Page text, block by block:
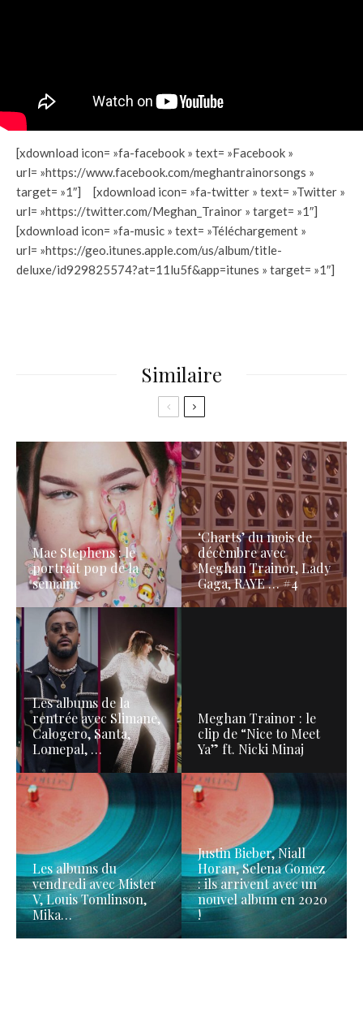
[xdownload icon= »fa-facebook » text= »Facebook »
url= »https://www.facebook.com/meghantrainorsongs »
target= »1″] [xdownload icon= »fa-twitter » text= »Twitter »
url= »https://twitter.com/Meghan_Trainor » target= »1″]
[xdownload icon= »fa-music » text= »Téléchargement »
url= »https://geo.itunes.apple.com/us/album/title-
deluxe/id929825574?at=11lu5f&app=itunes » target= »1″]
Similaire
Mae Stephens : le
portrait pop de la
semaine
‘Charts’ du mois de
décembre avec
Meghan Trainor, Lady
Gaga, RAYE … #4
Les albums de la
rentrée avec Slimane,
Calogero, Santa,
Lomepal, …
Meghan Trainor : le
clip de “Nice to Meet
Ya” ft. Nicki Minaj
Les albums du
vendredi avec Mister
V, Louis Tomlinson,
Mika…
Justin Bieber, Niall
Horan, Selena Gomez
: ils arrivent avec un
nouvel album en 2020
!